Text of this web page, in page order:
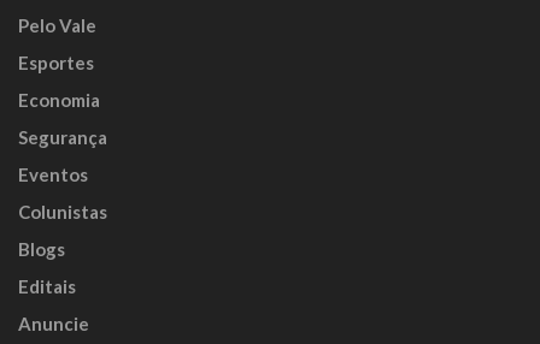
Pelo Vale
Esportes
Economia
Segurança
Eventos
Colunistas
Blogs
Editais
Anuncie